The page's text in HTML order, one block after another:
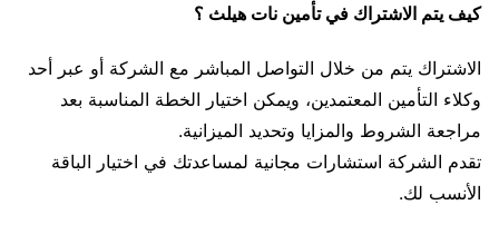
كيف يتم الاشتراك في تأمين نات هيلث ؟
الاشتراك يتم من خلال التواصل المباشر مع الشركة أو عبر أحد
وكلاء التأمين المعتمدين، ويمكن اختيار الخطة المناسبة بعد
مراجعة الشروط والمزايا وتحديد الميزانية.
تقدم الشركة استشارات مجانية لمساعدتك في اختيار الباقة
الأنسب لك.